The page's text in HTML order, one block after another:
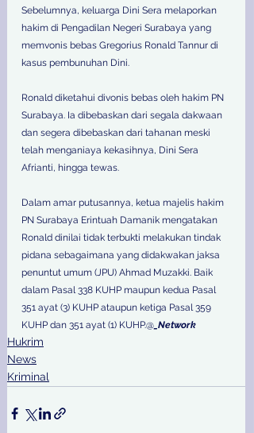
Sebelumnya, keluarga Dini Sera melaporkan
hakim di Pengadilan Negeri Surabaya yang
memvonis bebas Gregorius Ronald Tannur di
kasus pembunuhan Dini.
Ronald diketahui divonis bebas oleh hakim PN
Surabaya. Ia dibebaskan dari segala dakwaan
dan segera dibebaskan dari tahanan meski
telah menganiaya kekasihnya, Dini Sera
Afrianti, hingga tewas.
Dalam amar putusannya, ketua majelis hakim
PN Surabaya Erintuah Damanik mengatakan
Ronald dinilai tidak terbukti melakukan tindak
pidana sebagaimana yang didakwakan jaksa
penuntut umum (JPU) Ahmad Muzakki. Baik
dalam Pasal 338 KUHP maupun kedua Pasal
351 ayat (3) KUHP ataupun ketiga Pasal 359
KUHP dan 351 ayat (1) KUHP.@ _Network
Hukrim
News
Kriminal